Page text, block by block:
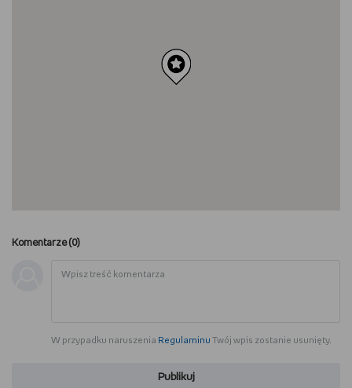
Komentarze (0)
W przypadku naruszenia Regulaminu Twój wpis zostanie usunięty.
Publikuj